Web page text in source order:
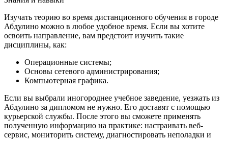
Изучать теорию во время дистанционного обучения в городе
Абдулино можно в любое удобное время. Если вы хотите
освоить направление, вам предстоит изучить такие
дисциплины, как:
Операционные системы;
Основы сетевого администрирования;
Компьютерная графика.
Если вы выбрали иногороднее учебное заведение, уезжать из
Абдулино за дипломом не нужно. Его доставят с помощью
курьерской службы. После этого вы сможете применять
полученную информацию на практике: настраивать веб-
сервис, мониторить систему, диагностировать неполадки и